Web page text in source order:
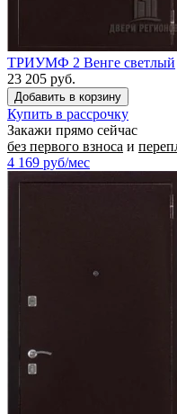
ТРИУМФ 2 Венге светлый
23 205 руб.
Купить в рассрочку
Закажи прямо сейчас
без первого взноса и
4 169 руб/мес